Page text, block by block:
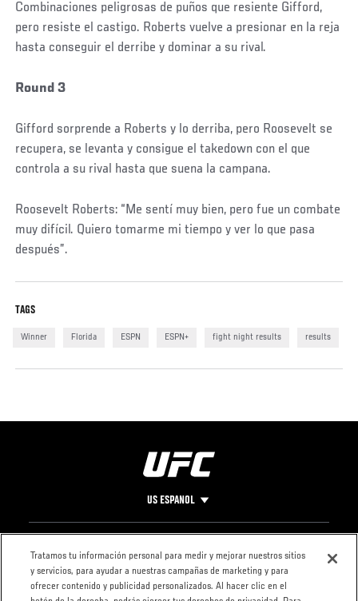
Combinaciones peligrosas de puños que resiente Gifford,
pero resiste el castigo. Roberts vuelve a presionar en la reja
hasta conseguir el derribe y dominar a su rival.
Round 3
Gifford sorprende a Roberts y lo derriba, pero Roosevelt se
recupera, se levanta y consigue el takedown con el que
controla a su rival hasta que suena la campana.
Roosevelt Roberts: “Me sentí muy bien, pero fue un combate
muy difícil. Quiero tomarme mi tiempo y ver lo que pasa
después”.
Post
TAGS
Winner Florida ESPN ESPN+ fight night results results
US ESPANOL
Pie
de
Página
CONTACTO
LEGAL
Condiciones
Política de
Tratamos tu información personal para medir y mejorar nuestros sitios
y servicios, para ayudar a nuestras campañas de marketing y para
ofrecer contenido y publicidad personalizados. Al hacer clic en el